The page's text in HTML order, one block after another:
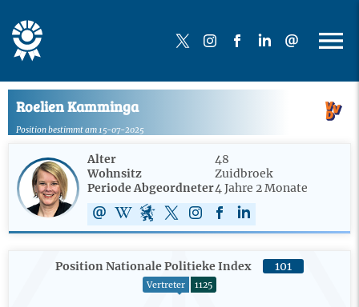
Roelien Kamminga
Position bestimmt am 15-07-2025
Alter
48
Wohnsitz
Zuidbroek
Periode Abgeordneter4 Jahre 2 Monate
Position Nationale Politieke Index 101
Vertreter 1125